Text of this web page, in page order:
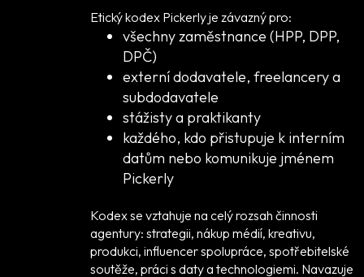
Etický kodex Pickerly je závazný pro:
všechny zaměstnance (HPP, DPP,
DPČ)
externí dodavatele, freelancery a
subdodavatele
stážisty a praktikanty
každého, kdo přistupuje k interním
datům nebo komunikuje jménem
Pickerly
Kodex se vztahuje na celý rozsah činnosti
agentury: strategii, nákup médií, kreativu,
produkci, influencer spolupráce, spotřebitelské
soutěže, práci s daty a technologiemi. Navazuje